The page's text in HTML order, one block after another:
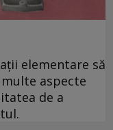
elementare să
aspecte
de a